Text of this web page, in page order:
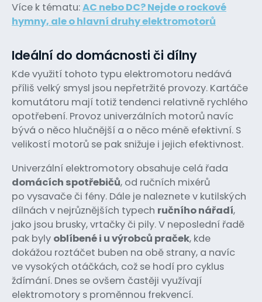
Více k tématu:AC nebo DC? Nejde o rockové
hymny, ale o hlavní druhy elektromotorů
Ideální do domácnosti či dílny
Kde využití tohoto typu elektromotoru nedává
příliš velký smysl jsou nepřetržité provozy. Kartáče
komutátoru mají totiž tendenci relativně rychlého
opotřebení. Provoz univerzálních motorů navíc
bývá o něco hlučnější a o něco méně efektivní. S
velikostí motorů se pak snižuje i jejich efektivnost.
Univerzální elektromotory obsahuje celá řada
domácích spotřebičů, od ručních mixérů
po vysavače či fény. Dále je naleznete v kutilských
dílnách v nejrůznějších typech ručního nářadí,
jako jsou brusky, vrtačky či pily. V neposlední řadě
pak byly oblíbené i u výrobců praček, kde
dokážou roztáčet buben na obě strany, a navíc
ve vysokých otáčkách, což se hodí pro cyklus
ždímání. Dnes se ovšem častěji využívají
elektromotory s proměnnou frekvencí.